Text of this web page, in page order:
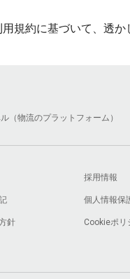
規約に基づいて、透
（物流のプラットフォーム）
採用情報
個人情報保
針 Cookieポリ